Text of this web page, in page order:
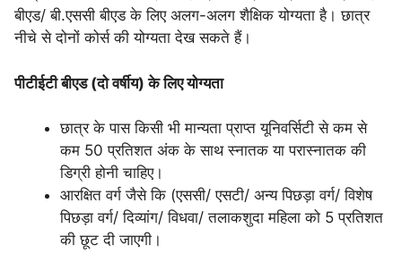
बीएड/ बी.एससी बीएड के लिए अलग-अलग शैक्षिक योग्यता है। छात्र
नीचे से दोनों कोर्स की योग्यता देख सकते हैं।
पीटीईटी बीएड (दो वर्षीय) के लिए योग्यता
छात्र के पास किसी भी मान्यता प्राप्त यूनिवर्सिटी से कम से
कम 50 प्रतिशत अंक के साथ स्नातक या परास्नातक की
डिग्री होनी चाहिए।
आरक्षित वर्ग जैसे कि (एससी/ एसटी/ अन्य पिछड़ा वर्ग/ विशेष
पिछड़ा वर्ग/ दिव्यांग/ विधवा/ तलाकशुदा महिला को 5 प्रतिशत
की छूट दी जाएगी।